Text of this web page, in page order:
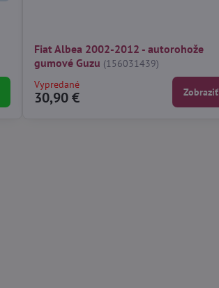
Fiat Albea 2002-2012 - autorohože
gumové Guzu (156031439)
Vypredané
30,90 € Zobraziť